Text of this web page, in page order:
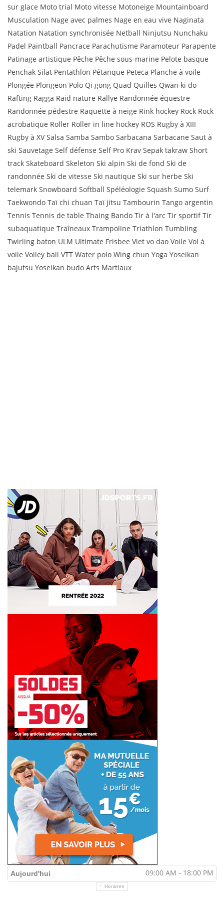
sur glace Moto trial Moto vitesse Motoneige Mountainboard
Musculation Nage avec palmes Nage en eau vive Naginata
Natation Natation synchronisée Netball Ninjutsu Nunchaku
Padel Paintball Pancrace Parachutisme Paramoteur Parapente
Patinage artistique Pêche Pêche sous-marine Pelote basque
Penchak Silat Pentathlon Pétanque Peteca Planche à voile
Plongée Plongeon Polo Qi gong Quad Quilles Qwan ki do
Rafting Ragga Raid nature Rallye Randonnée équestre
Randonnée pédestre Raquette à neige Rink hockey Rock Rock
acrobatique Roller Roller in line hockey ROS Rugby à XIII
Rugby à XV Salsa Samba Sambo Sarbacana Sarbacane Saut à
ski Sauvetage Self défense Self Pro Krav Sepak takraw Short
track Skateboard Skeleton Ski alpin Ski de fond Ski de
randonnée Ski de vitesse Ski nautique Ski sur herbe Ski
telemark Snowboard Softball Spéléologie Squash Sumo Surf
Taekwondo Taï chi chuan Taï jitsu Tambourin Tango argentin
Tennis Tennis de table Thaing Bando Tir à l'arc Tir sportif Tir
subaquatique Traîneaux Trampoline Triathlon Tumbling
Twirling baton ULM Ultimate Frisbee Viet vo dao Voile Vol à
voile Volley ball VTT Water polo Wing chun Yoga Yoseikan
bajutsu Yoseikan budo Arts Martiaux
Aujourd'hui 09:00 AM - 18:00 PM
Horaires